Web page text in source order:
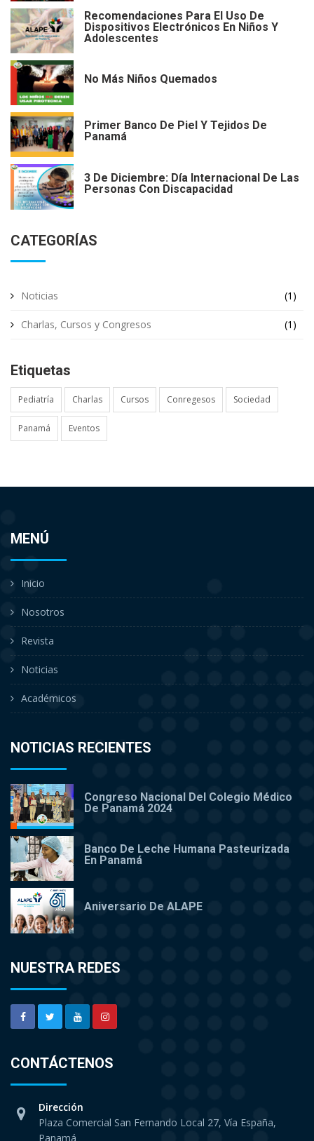
Recomendaciones Para El Uso De
Dispositivos Electrónicos En Niños Y
Adolescentes
No Más Niños Quemados
Primer Banco De Piel Y Tejidos De
Panamá
3 De Diciembre: Día Internacional De Las
Personas Con Discapacidad
CATEGORÍAS
Noticias (1)
Charlas, Cursos y Congresos (1)
Etiquetas
Pediatría Charlas Cursos Conregesos Sociedad
Panamá Eventos
MENÚ
Inicio
Nosotros
Revista
Noticias
Académicos
NOTICIAS RECIENTES
Congreso Nacional Del Colegio Médico
De Panamá 2024
Banco De Leche Humana Pasteurizada
En Panamá
Aniversario De ALAPE
NUESTRA REDES
CONTÁCTENOS
Dirección
Plaza Comercial San Fernando Local 27, Vía España,
Panamá